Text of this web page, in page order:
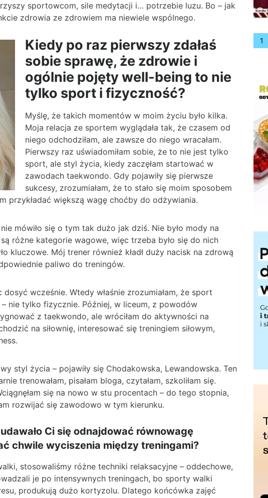
sportowcom, sile medytacji i… potrzebie luzu. Bo – jak
zdrowia ze zdrowiem ma niewiele wspólnego.
Kiedy po raz pierwszy zdałaś
sobie sprawę, że zdrowie i
ogólnie pojęty well-being to nie
tylko sport i fizyczność?
Myślę, że takich momentów w moim życiu było kilka.
Moja relacja ze sportem wyglądała tak, że czasem od
niego odchodziłam, ale zawsze do niego wracałam.
Pierwszy raz uświadomiłam sobie, że to nie jest tylko
sport, ale styl życia, kiedy zaczęłam startować w
zawodach taekwondo. Gdy pojawiły się pierwsze
sukcesy, zrozumiałam, że to stało się moim sposobem
przykładać większą wagę choćby do odżywiania.
mówiło się o tym tak dużo jak dziś. Nie było mody na
różne kategorie wagowe, więc trzeba było się do nich
kluczowe. Mój trener również kładł duży nacisk na zdrową
paliwo do treningów.
dosyć wcześnie. Wtedy właśnie zrozumiałam, że sport
– nie tylko fizycznie. Później, w liceum, z powodów
z taekwondo, ale wróciłam do aktywności na
na siłownię, interesować się treningiem siłowym,
styl życia – pojawiły się Chodakowska, Lewandowska. Ten
trenowałam, pisałam bloga, czytałam, szkoliłam się.
się na nowo w stu procentach – do tego stopnia,
rozwijać się zawodowo w tym kierunku.
Ci się odnajdować równowagę
chwile wyciszenia między treningami?
stosowaliśmy różne techniki relaksacyjne – oddechowe,
je po intensywnych treningach, bo sporty walki
produkują dużo kortyzolu. Dlatego końcówka zajęć
1